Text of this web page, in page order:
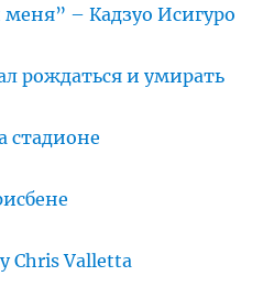
– Кадзуо Исигуро
рождаться и умирать
стадионе
Chris Valletta